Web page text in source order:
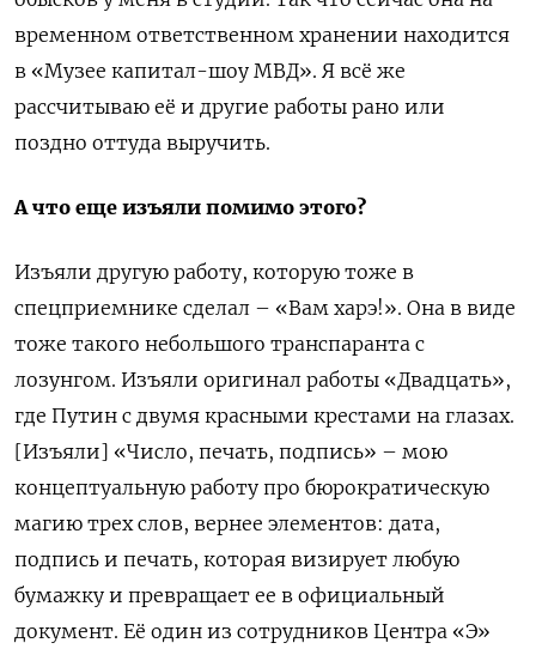
временном ответственном хранении находится
в «Музее капитал-шоу МВД». Я всё же
рассчитываю её и другие работы рано или
поздно оттуда выручить.
А что еще изъяли помимо этого?
Изъяли другую работу, которую тоже в
спецприемнике сделал – «Вам харэ!». Она в виде
тоже такого небольшого транспаранта с
лозунгом. Изъяли оригинал работы «Двадцать»,
где Путин с двумя красными крестами на глазах.
[Изъяли] «Число, печать, подпись» – мою
концептуальную работу про бюрократическую
магию трех слов, вернее элементов: дата,
подпись и печать, которая визирует любую
бумажку и превращает ее в официальный
документ. Её один из сотрудников Центра «Э»